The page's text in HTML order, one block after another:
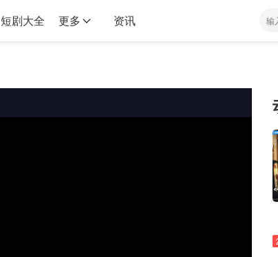
短剧大全 更多 资讯
第
第
第
第
第
弹
幕
颜
色